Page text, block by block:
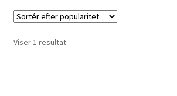
fortrydelsesret
Kontakt
Viser 1 resultat